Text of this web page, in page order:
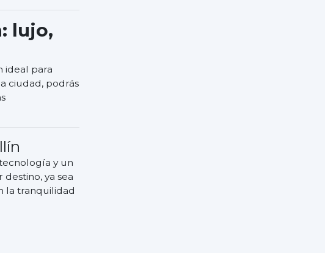
lujo,
ideal para
ciudad, podrás
y un
ya sea
la tranquilidad